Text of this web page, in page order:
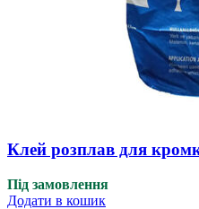
Клей розплав для
Під замовлення
Додати в кошик